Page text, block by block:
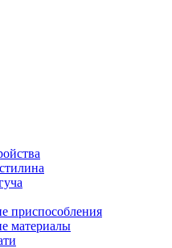
приспособления
материалы